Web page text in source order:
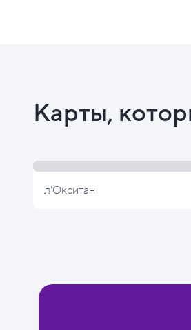
Карты,
л'Окситан